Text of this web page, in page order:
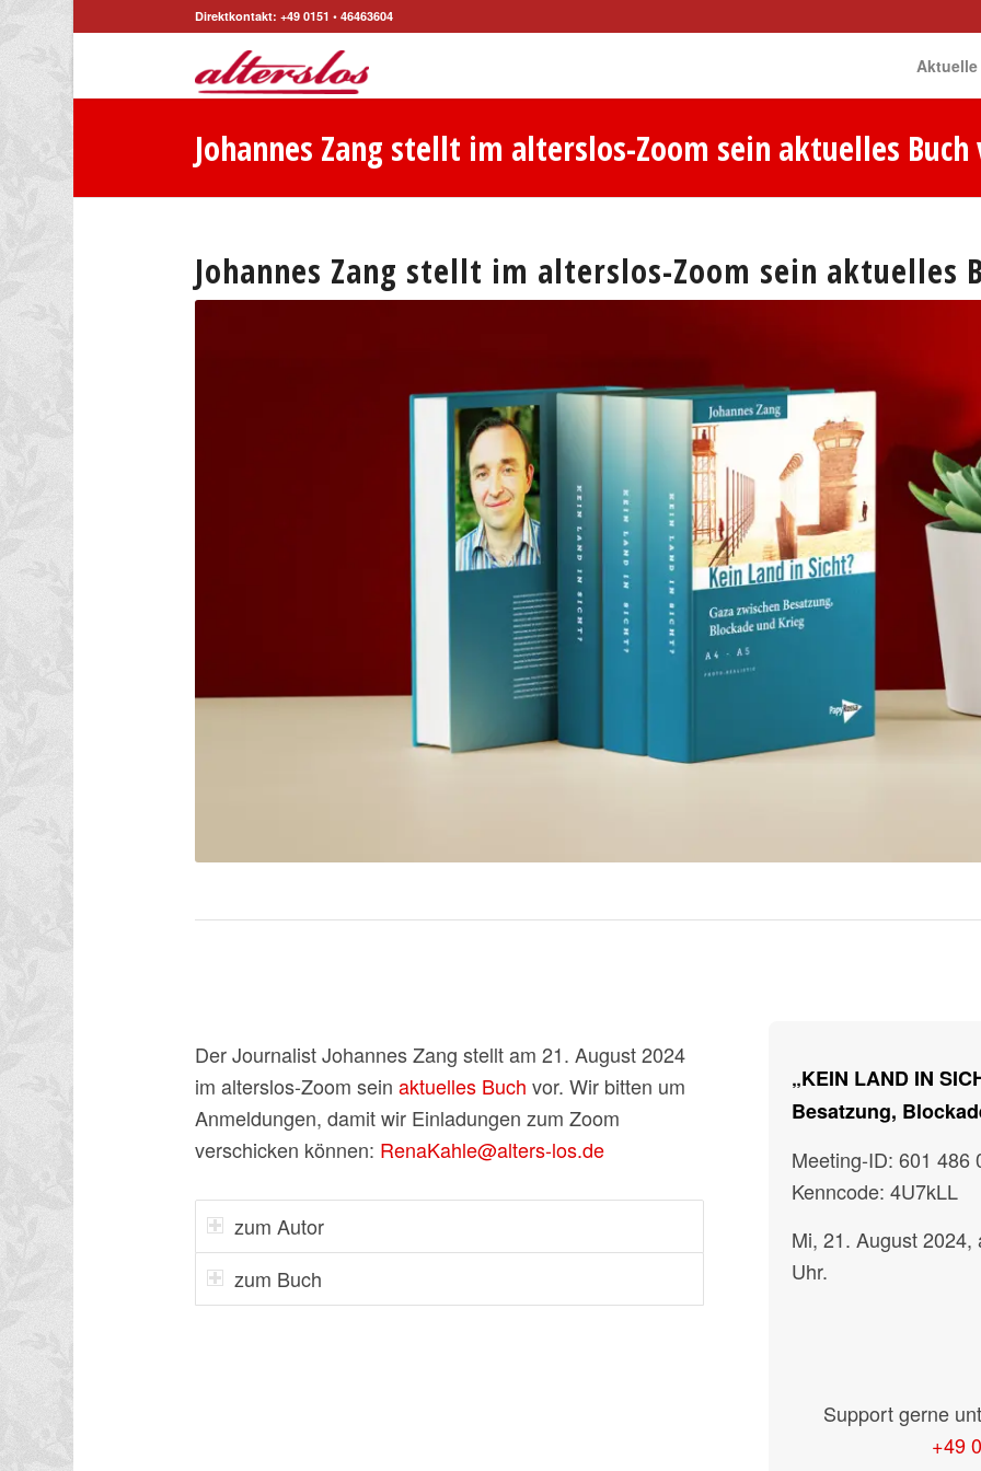
Direktkontakt: +49 0151 • 46463604
Aktuelle
Johannes Zang stellt im alterslos-Zoom sein aktuelles Buch
Johannes Zang stellt im alterslos-Zoom sein aktuelles
Der Journalist Johannes Zang stellt am 21. August 2024
im alterslos-Zoom sein aktuelles Buch vor. Wir bitten um
Anmeldungen, damit wir Einladungen zum Zoom
verschicken können: RenaKahle@alters-los.de
zum Autor
zum Buch
„KEIN LAND IN
Besatzung,
Meeting-ID: 601 486
Kenncode: 4U7kLL
Mi, 21. August
Uhr.
Support gerne
+49